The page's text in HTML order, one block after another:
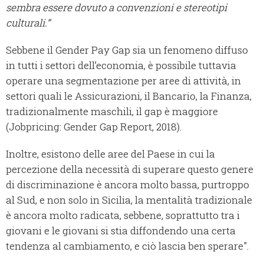
sembra essere dovuto a convenzioni e stereotipi
culturali.”
Sebbene il Gender Pay Gap sia un fenomeno diffuso
in tutti i settori dell’economia, è possibile tuttavia
operare una segmentazione per aree di attività, in
settori quali le Assicurazioni, il Bancario, la Finanza,
tradizionalmente maschili, il gap è maggiore
(Jobpricing: Gender Gap Report, 2018).
Inoltre, esistono delle aree del Paese in cui la
percezione della necessità di superare questo genere
di discriminazione è ancora molto bassa, purtroppo
al Sud, e non solo in Sicilia, la mentalità tradizionale
è ancora molto radicata, sebbene, soprattutto tra i
giovani e le giovani si stia diffondendo una certa
tendenza al cambiamento, e ciò lascia ben sperare".